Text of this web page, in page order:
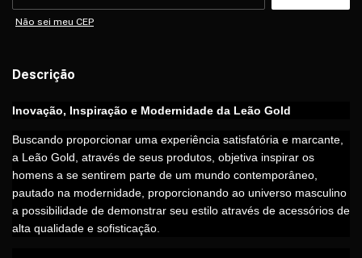
Não sei meu CEP
Descrição
Inovação, Inspiração e Modernidade da Leão Gold
Buscando proporcionar uma experiência satisfatória e marcante,
a Leão Gold, através de seus produtos, objetiva inspirar os
homens a se sentirem parte de um mundo contemporâneo,
pautado na modernidade, proporcionando ao universo masculino
a possibilidade de demonstrar seu estilo através de acessórios de
alta qualidade e sofisticação.